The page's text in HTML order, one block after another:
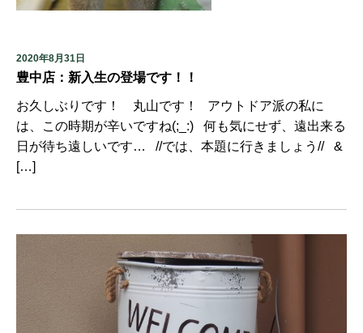
2020年8月31日
豊中店：新入生の登場です！！
お久しぶりです！ 丸山です！ アウトドア派の私に
は、この時期が辛いですね(;_:) 何も気にせず、遠出来る
日が待ち遠しいです… //では、本題に行きましょう// &
[…]